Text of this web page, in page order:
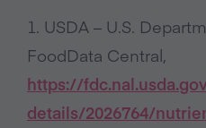
1. USDA – U.S.
FoodData Central,
https://
details/2026764/